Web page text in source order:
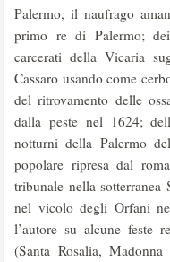
Palermo, il naufrago
primo re di Palermo;
carcerati della Vicaria
Cassaro usando come
del ritrovamento delle
dalla peste nel 1624;
notturni della Palermo
popolare ripresa dal
tribunale nella
nel vicolo degli Orfani
l’autore su alcune feste
(Santa Rosalia,